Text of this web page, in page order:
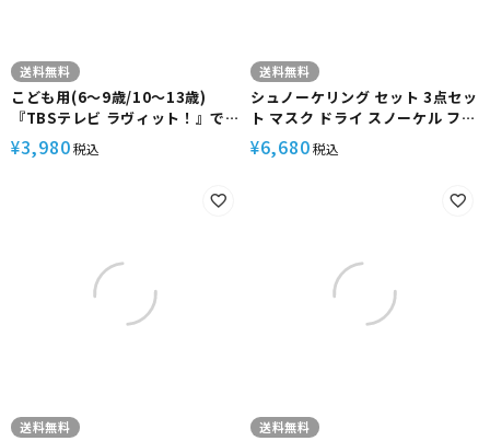
送料無料
こども用(6～9歳/10～13歳)
『TBSテレビ ラヴィット！』で
紹介された フルフェイスマスク
HeleiWaho ヘレイワホ ALOHA
¥3,980税込
送料無料
シュノーケリング セット 3点セッ
ト マスク ドライ スノーケル フィ
ン メッシュバッグ付 大人 子供 メ
ンズ レディース
SKNmesh】 シュノーケル ヘレ
¥6,680税込
送料無料 送料無料